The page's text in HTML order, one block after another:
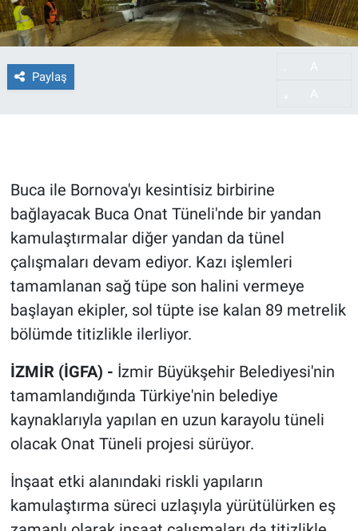
Paylaş
Buca ile Bornova'yı kesintisiz birbirine
bağlayacak Buca Onat Tüneli'nde bir yandan
kamulaştırmalar diğer yandan da tünel
çalışmaları devam ediyor. Kazı işlemleri
tamamlanan sağ tüpe son halini vermeye
başlayan ekipler, sol tüpte ise kalan 89 metrelik
bölümde titizlikle ilerliyor.
İZMİR (İGFA) - İzmir Büyükşehir Belediyesi'nin
tamamlandığında Türkiye'nin belediye
kaynaklarıyla yapılan en uzun karayolu tüneli
olacak Onat Tüneli projesi sürüyor.
İnşaat etki alanındaki riskli yapıların
kamulaştırma süreci uzlaşıyla yürütülürken eş